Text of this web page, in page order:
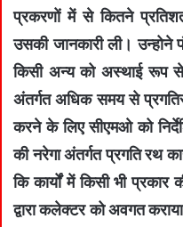
प्रकरणों में से कितने
उसकी जानकारी ली।
किसी अन्य को अस्थाई रूप से
अंतर्गत अधिक समय से
करने के लिए सीएमओ को
की नरेगा अंतर्गत प्रगति रथ
कि कार्यों में किसी भी प्रकार
द्वारा कलेक्टर को अवगत